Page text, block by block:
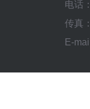
电话
传真
E-